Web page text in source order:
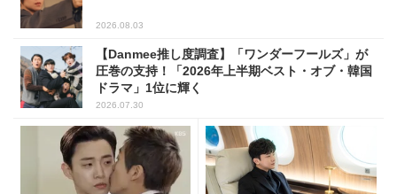
2026.08.03
【Danmee推し度調査】「ワンダーフールズ」が
圧巻の支持！「2026年上半期ベスト・オブ・韓国
ドラマ」1位に輝く
2026.07.30